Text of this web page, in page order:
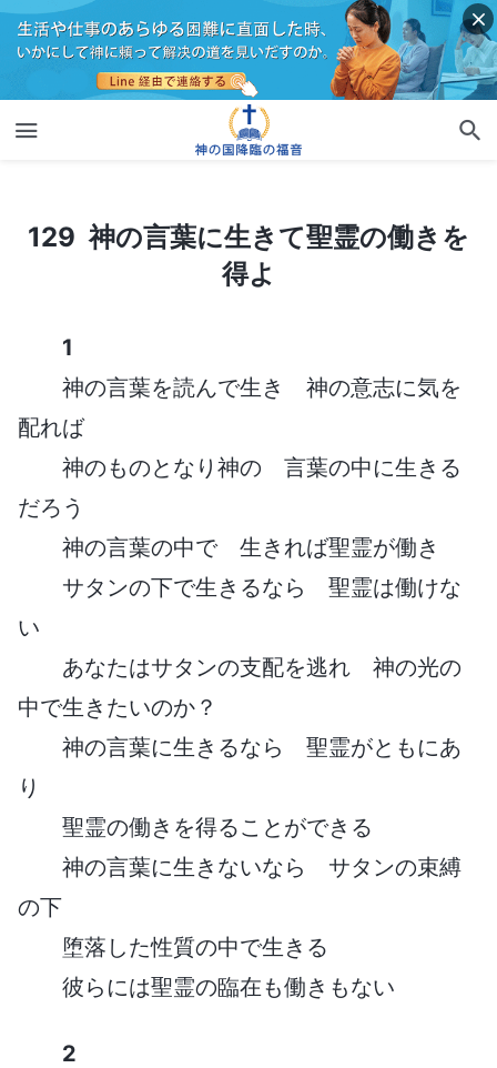
129 神の言葉に生きて聖霊の働きを得よ
129 神の言葉に生きて聖霊の働きを
得よ
1
神の言葉を読んで生き 神の意志に気を
配れば
神のものとなり神の 言葉の中に生きる
だろう
神の言葉の中で 生きれば聖霊が働き
サタンの下で生きるなら 聖霊は働けな
い
あなたはサタンの支配を逃れ 神の光の
中で生きたいのか？
神の言葉に生きるなら 聖霊がともにあ
り
聖霊の働きを得ることができる
神の言葉に生きないなら サタンの束縛
の下
堕落した性質の中で生きる
彼らには聖霊の臨在も働きもない
2